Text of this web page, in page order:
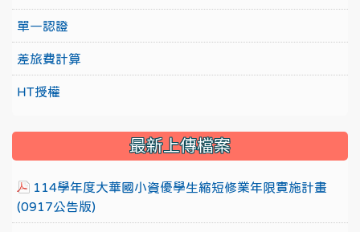
單一認證
差旅費計算
HT授權
最新上傳檔案
114學年度大華國小資優學生縮短修業年限實施計畫
(0917公告版)